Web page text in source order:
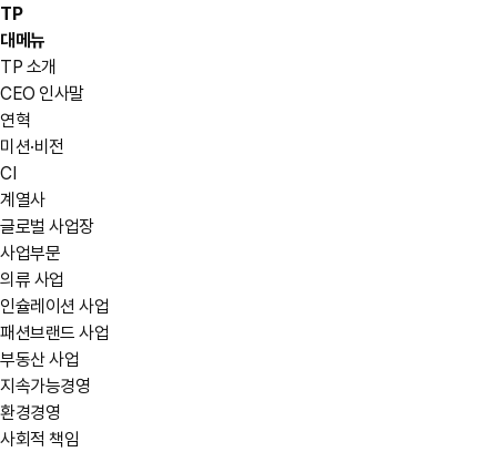
TP
대메뉴
TP 소개
CEO 인사말
연혁
미션·비전
CI
계열사
글로벌 사업장
사업부문
의류 사업
인슐레이션 사업
패션브랜드 사업
부동산 사업
지속가능경영
환경경영
사회적 책임